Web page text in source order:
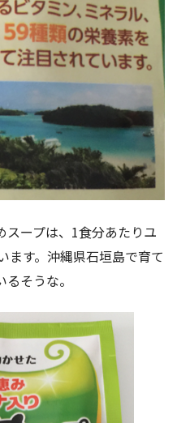
スープは、1食分あたりユ
ます。沖縄県石垣島で育て
そうな。